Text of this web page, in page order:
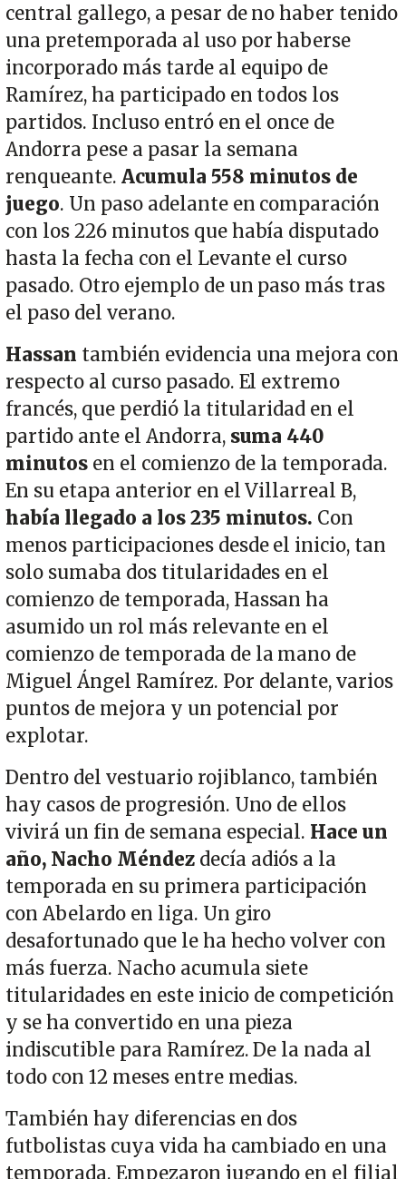
central gallego, a pesar de no haber tenido
una pretemporada al uso por haberse
incorporado más tarde al equipo de
Ramírez, ha participado en todos los
partidos. Incluso entró en el once de
Andorra pese a pasar la semana
renqueante. Acumula 558 minutos de
juego. Un paso adelante en comparación
con los 226 minutos que había disputado
hasta la fecha con el Levante el curso
pasado. Otro ejemplo de un paso más tras
el paso del verano.
Hassan también evidencia una mejora con
respecto al curso pasado. El extremo
francés, que perdió la titularidad en el
partido ante el Andorra, suma 440
minutosen el comienzo de la temporada.
En su etapa anterior en el Villarreal B,
había llegado a los 235 minutos. Con
menos participaciones desde el inicio, tan
solo sumaba dos titularidades en el
comienzo de temporada, Hassan ha
asumido un rol más relevante en el
comienzo de temporada de la mano de
Miguel Ángel Ramírez. Por delante, varios
puntos de mejora y un potencial por
explotar.
Dentro del vestuario rojiblanco, también
hay casos de progresión. Uno de ellos
vivirá un fin de semana especial. Hace un
año, Nacho Méndezdecía adiós a la
temporada en su primera participación
con Abelardo en liga. Un giro
desafortunado que le ha hecho volver con
más fuerza. Nacho acumula siete
titularidades en este inicio de competición
y se ha convertido en una pieza
indiscutible para Ramírez. De la nada al
todo con 12 meses entre medias.
También hay diferencias en dos
futbolistas cuya vida ha cambiado en una
temporada. Empezaron jugando en el filial